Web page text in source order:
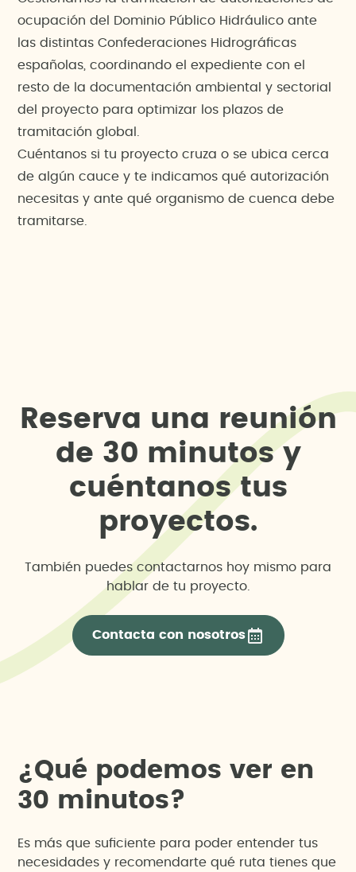
ocupación del Dominio Público Hidráulico ante
las distintas Confederaciones Hidrográficas
españolas, coordinando el expediente con el
resto de la documentación ambiental y sectorial
del proyecto para optimizar los plazos de
tramitación global.
Cuéntanos si tu proyecto cruza o se ubica cerca
de algún cauce y te indicamos qué autorización
necesitas y ante qué organismo de cuenca debe
tramitarse.
Reserva una reunión
d e 30 minutos y
cuéntanos tus
proyectos.
También puedes contactarnos hoy mismo para
hablar de tu proyecto.
Contacta con nosotros
¿Qué pod emos ver en
30 minutos?
Es más que suficiente para poder entender tus
necesidades y recomendarte qué ruta tienes que